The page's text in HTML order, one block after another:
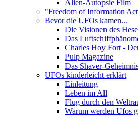
Alien-Autopsie Film
"Freedom of Information
Bevor die UFOs kamen...
Die Visionen des
Das
Charles Hoy Fort -
Pulp Magazine
Das Shaver-
UFOs kinderleicht erklärt
Einleitung
Leben im All
Flug durch den
Warum werden Ufos